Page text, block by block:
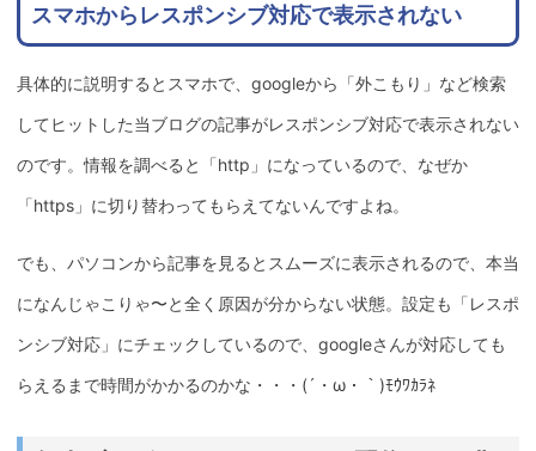
スマホからレスポンシブ対応で表示されない
具体的に説明するとスマホで、googleから「外こもり」など検索
してヒットした当ブログの記事がレスポンシブ対応で表示されない
のです。情報を調べると「http」になっているので、なぜか
「https」に切り替わってもらえてないんですよね。
でも、パソコンから記事を見るとスムーズに表示されるので、本当
になんじゃこりゃ〜と全く原因が分からない状態。設定も「レスポ
ンシブ対応」にチェックしているので、googleさんが対応しても
らえるまで時間がかかるのかな・・・(´・ω・｀)ﾓｳﾜｶﾗﾈ